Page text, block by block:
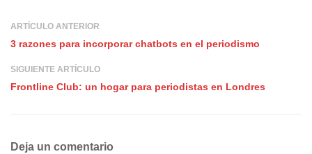
ARTÍCULO ANTERIOR
3 razones para incorporar chatbots en el periodismo
SIGUIENTE ARTÍCULO
Frontline Club: un hogar para periodistas en Londres
Deja un comentario